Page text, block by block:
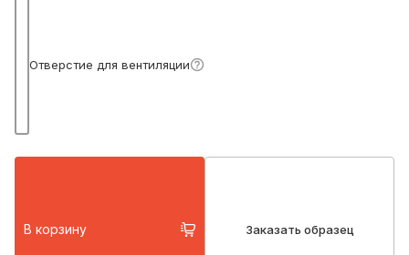
Отверстие для вентиляции
В корзину Заказать образец